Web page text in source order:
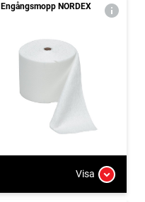
Engångsmopp NORDEX
Visa